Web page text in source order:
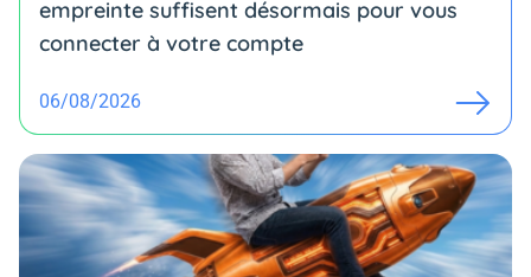
empreinte suffisent désormais pour vous
connecter à votre compte
06/08/2026